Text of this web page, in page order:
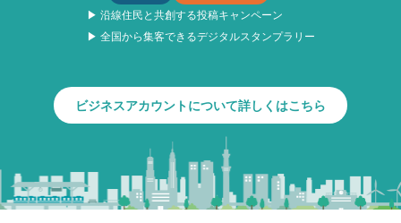
▶ 沿線住民と共創する投稿キャンペーン
▶ 全国から集客できるデジタルスタンプラリー
ビジネスアカウントについて詳しくはこちら